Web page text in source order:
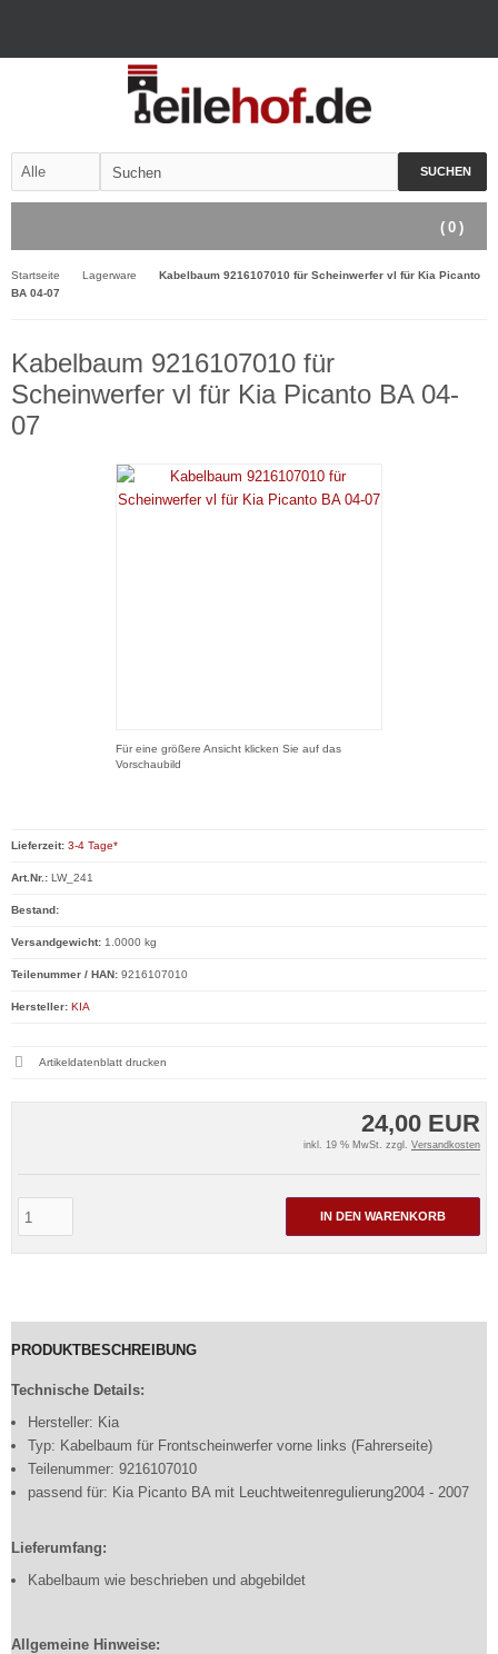
SUCHEN
( 0 )
Startseite Lagerware
Kabelbaum 9216107010 für Scheinwerfer vl für Kia Picanto
BA 04-07
Kabelbaum 9216107010 für
Scheinwerfer vl für Kia Picanto BA 04-
07
Für eine größere Ansicht klicken Sie auf das
Vorschaubild
24,00 EUR
inkl. 19 % MwSt. zzgl. Versandkosten
IN DEN WARENKORB
Lieferzeit: 3-4 Tage*
Art.Nr.: LW_241
Bestand:
Versandgewicht: 1.0000 kg
Teilenummer / HAN: 9216107010
Hersteller: KIA
Artikeldatenblatt drucken
PRODUKTBESCHREIBUNG
Technische Details:
Hersteller: Kia
Typ: Kabelbaum für Frontscheinwerfer vorne links (Fahrerseite)
Teilenummer: 9216107010
passend für: Kia Picanto BA mit Leuchtweitenregulierung2004 - 2007
Lieferumfang:
Kabelbaum wie beschrieben und abgebildet
Allgemeine Hinweise: